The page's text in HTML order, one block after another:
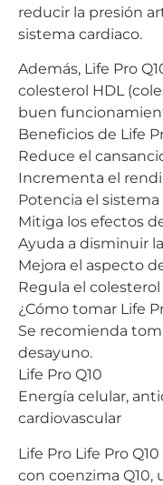
reducir la presión
sistema cardiaco.
Además, Life Pro
colesterol HDL
buen
Beneficios de Life
Reduce el
Incrementa el
Potencia el
Mitiga los efectos
Ayuda a disminuir
Mejora el aspecto
Regula el colesterol
¿Cómo tomar Life
Se recomienda
desayuno.
Life Pro Q10
Energía celular,
cardiovascular
Life Pro Life Pro
con coenzima